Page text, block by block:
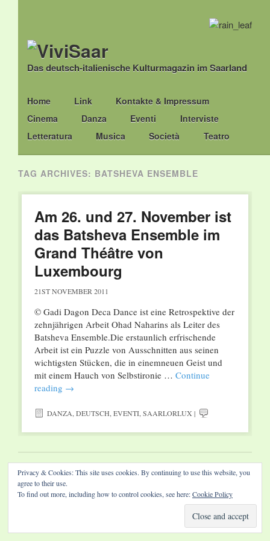
Das deutsch-italienische Kulturmagazin im Saarland
Main menu
Skip
to
content
Home Link
Kontakte & Impressum
Cinema
Danza Eventi
Interviste
Letteratura
Musica Società Teatro
TAG ARCHIVES: BATSHEVA ENSEMBLE
Am 26. und 27. November ist
das Batsheva Ensemble im
Grand Théâtre von
Luxembourg
21ST NOVEMBER 2011
© Gadi Dagon Deca Dance ist eine Retrospektive der
zehnjährigen Arbeit Ohad Naharins als Leiter des
Batsheva Ensemble.Die erstaunlich erfrischende
Arbeit ist ein Puzzle von Ausschnitten aus seinen
wichtigsten Stücken, die in einemneuen Geist und
mit einem Hauch von Selbstironie … Continue
reading →
DANZA,DEUTSCH,EVENTI,SAARLORLUX |
Website by Diamond Visions
Privacy & Cookies: This site uses cookies. By continuing to use this website, you
agree to their use.
To find out more, including how to control cookies, see here:Cookie Policy